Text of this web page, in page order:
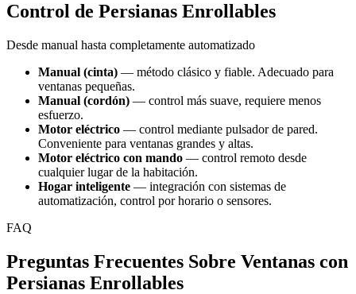
Control de Persianas Enrollables
Desde manual hasta completamente automatizado
Manual (cinta) — método clásico y fiable. Adecuado para
ventanas pequeñas.
Manual (cordón) — control más suave, requiere menos
esfuerzo.
Motor eléctrico — control mediante pulsador de pared.
Conveniente para ventanas grandes y altas.
Motor eléctrico con mando — control remoto desde
cualquier lugar de la habitación.
Hogar inteligente — integración con sistemas de
automatización, control por horario o sensores.
FAQ
Preguntas Frecuentes Sobre Ventanas con
Persianas Enrollables